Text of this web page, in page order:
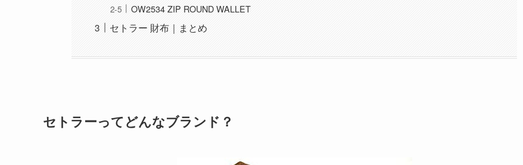
OW2534 ZIP ROUND WALLET
セトラー 財布｜まとめ
セトラーってどんなブランド？